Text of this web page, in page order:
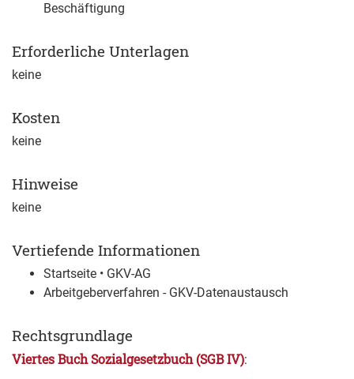
Beschäftigung
Erforderliche Unterlagen
keine
Kosten
keine
Hinweise
keine
Vertiefende Informationen
Startseite • GKV-AG
Arbeitgeberverfahren - GKV-Datenaustausch
Rechtsgrundlage
Viertes Buch Sozialgesetzbuch (SGB IV):